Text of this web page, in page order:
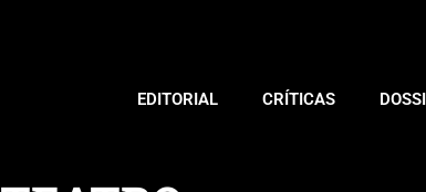
EDITORIAL CRÍTICAS